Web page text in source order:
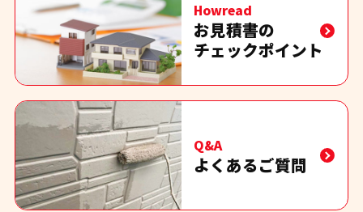
Howread
お見積書の
チェックポイント
Q&A
よくあるご質問